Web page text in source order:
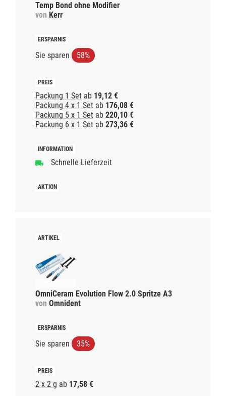
Temp Bond ohne Modifier
von Kerr
Sie sparen 58%
Packung 1 Set ab 19,12 €
Packung 4 x 1 Set ab 176,08 €
Packung 5 x 1 Set ab 220,10 €
Packung 6 x 1 Set ab 273,36 €
Schnelle Lieferzeit
OmniCeram Evolution Flow 2.0 Spritze A3
von Omnident
Sie sparen 35%
2 x 2 g ab 17,58 €